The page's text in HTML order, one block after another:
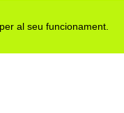
al seu funcionament.